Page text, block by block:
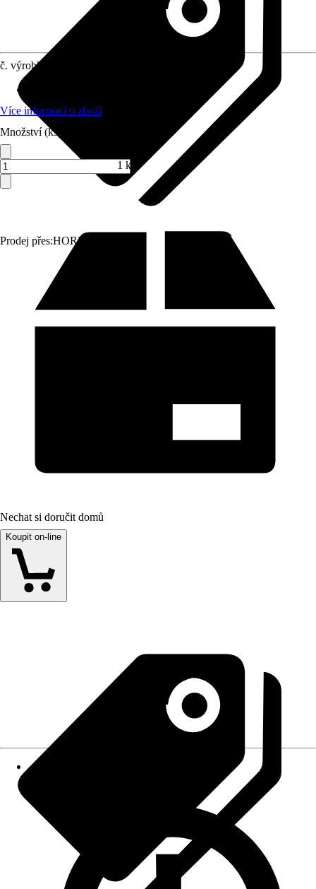
Prodej přes:HORNBACH
č. výrobku
Více informací o zboží
Množství (ks)
1 ks
Nechat si doručit domů
Koupit on-line